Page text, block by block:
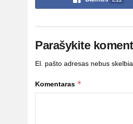
Parašykite
El. pašto adresas nebus
Komentaras *